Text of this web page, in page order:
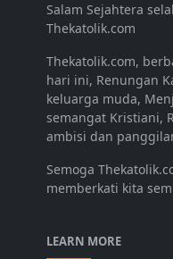
Salam Sejahtera
Thekatolik.com
Thekatolik.com,
hari ini, Renungan
keluarga muda,
semangat Kristiani,
ambisi dan
Semoga
memberkati kita
LEARN MORE